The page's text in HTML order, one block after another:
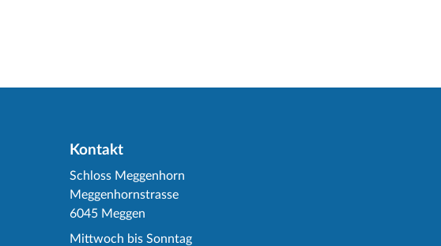
Kontakt
Schloss Meggenhorn
Meggenhornstrasse
6045 Meggen
Mittwoch bis Sonntag